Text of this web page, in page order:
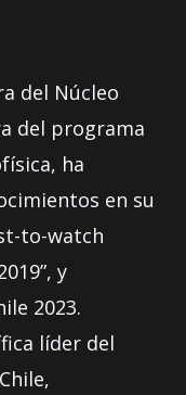
del Núcleo
del programa
ha
en su
to-watch
y
2023.
líder del